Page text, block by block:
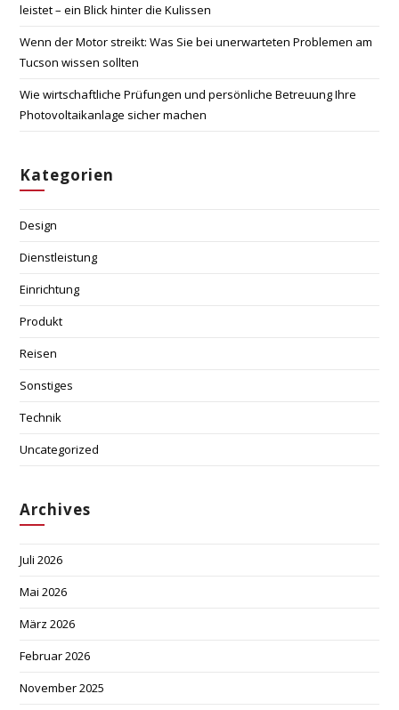
leistet – ein Blick hinter die Kulissen
Wenn der Motor streikt: Was Sie bei unerwarteten Problemen am
Tucson wissen sollten
Wie wirtschaftliche Prüfungen und persönliche Betreuung Ihre
Photovoltaikanlage sicher machen
Kategorien
Design
Dienstleistung
Einrichtung
Produkt
Reisen
Sonstiges
Technik
Uncategorized
Archives
Juli 2026
Mai 2026
März 2026
Februar 2026
November 2025